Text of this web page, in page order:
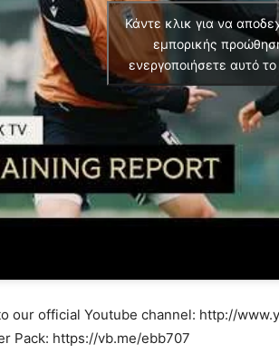
Κάντε κλικ για να
εμπορικής
ενεργοποιήσετε αυτό
our official Youtube channel: http://
Pack: https://vb.me/ebb707